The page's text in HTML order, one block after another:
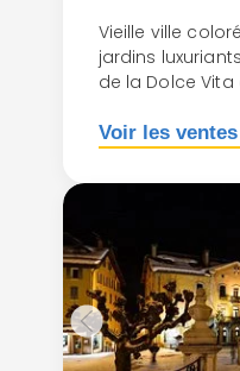
Vieille ville
jardins
de la Dolce
Voir les